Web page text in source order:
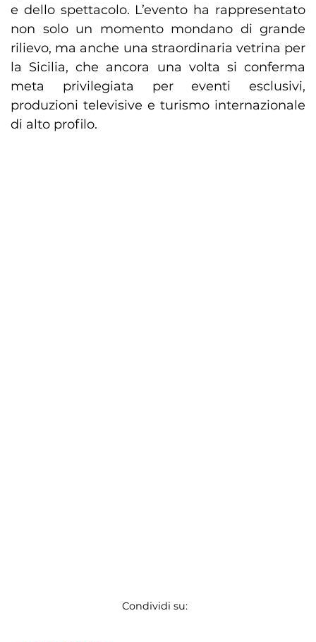
e dello spettacolo. L’evento ha rappresentato
non solo un momento mondano di grande
rilievo, ma anche una straordinaria vetrina per
la Sicilia, che ancora una volta si conferma
meta privilegiata per eventi esclusivi,
produzioni televisive e turismo internazionale
di alto profilo.
Condividi su: